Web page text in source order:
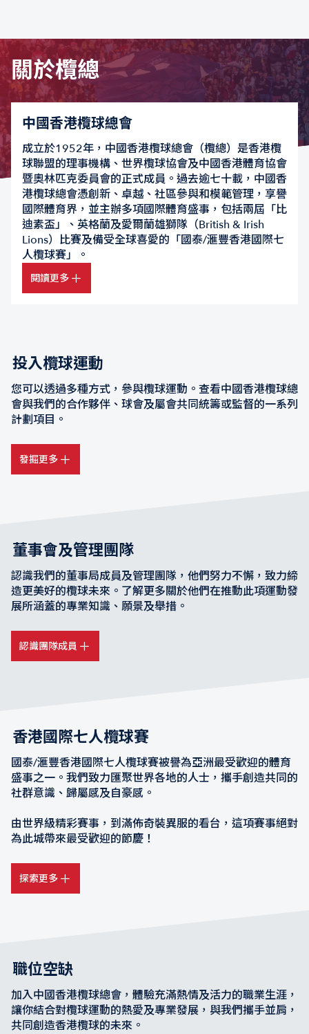
關於欖總
中國香港欖球總會
成立於1952年，中國香港欖球總會（欖總）是香港欖
球聯盟的理事機構、世界欖球協會及中國香港體育協會
暨奧林匹克委員會的正式成員。過去逾七十載，中國香
港欖球總會憑創新、卓越、社區參與和模範管理，享譽
國際體育界，並主辦多項國際體育盛事，包括兩屆「比
迪素盃」、英格蘭及愛爾蘭雄獅隊（British & Irish
Lions）比賽及備受全球喜愛的「國泰/滙豐香港國際七
人欖球賽」。
閱讀更多
投入欖球運動
您可以透過多種方式，參與欖球運動。查看中國香港欖球總
會與我們的合作夥伴、球會及屬會共同統籌或監督的一系列
計劃項目。
發掘更多
董事會及管理團隊
認識我們的董事局成員及管理團隊，他們努力不懈，致力締
造更美好的欖球未來。了解更多關於他們在推動此項運動發
展所涵蓋的專業知識、願景及舉措。
認識團隊成員
香港國際七人欖球賽
國泰/滙豐香港國際七人欖球賽被譽為亞洲最受歡迎的體育
盛事之一。我們致力匯聚世界各地的人士，攜手創造共同的
社群意識、歸屬感及自豪感。
由世界級精彩賽事，到滿佈奇裝異服的看台，這項賽事絕對
為此城帶來最受歡迎的節慶！
探索更多
職位空缺
加入中國香港欖球總會，體驗充滿熱情及活力的職業生涯，
讓你結合對欖球運動的熱愛及專業發展，與我們攜手並肩，
共同創造香港欖球的未來。